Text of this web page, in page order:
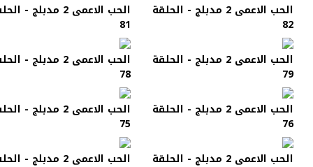
الحب الاعمى 2 مدبلج - الحلقة
82
الحب الاعمى 2 مدبلج -
81
الحب الاعمى 2 مدبلج - الحلقة
79
الحب الاعمى 2 مدبلج -
78
الحب الاعمى 2 مدبلج - الحلقة
76
الحب الاعمى 2 مدبلج -
75
الحب الاعمى 2 مدبلج - الحلقة
الحب الاعمى 2 مدبلج -